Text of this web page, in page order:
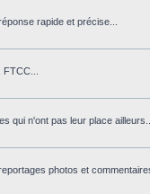
rapide et précise...
qui n'ont pas leur place
photos et